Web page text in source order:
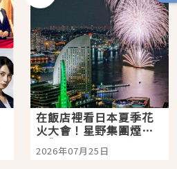
在飯店裡看日本夏季花
火大會！星野集團煙火
景觀飯店6選，讓你不用
人擠人悠閒欣賞
2026年07月25日